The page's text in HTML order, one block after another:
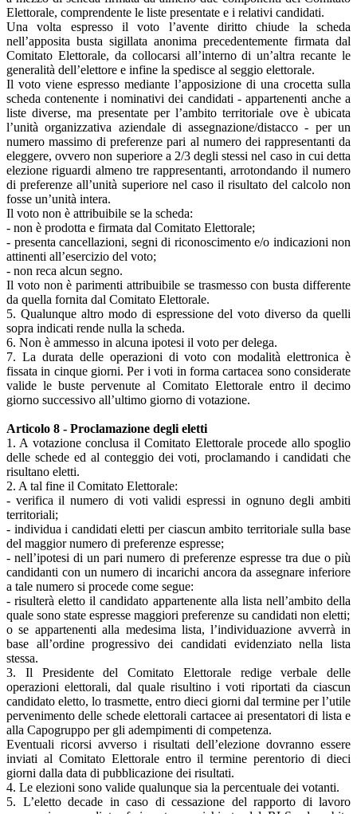
Elettorale, comprendente le liste presentate e i relativi candidati.
Una volta espresso il voto l’avente diritto chiude la scheda
nell’apposita busta sigillata anonima precedentemente firmata dal
Comitato Elettorale, da collocarsi all’interno di un’altra recante le
generalità dell’elettore e infine la spedisce al seggio elettorale.
Il voto viene espresso mediante l’apposizione di una crocetta sulla
scheda contenente i nominativi dei candidati - appartenenti anche a
liste diverse, ma presentate per l’ambito territoriale ove è ubicata
l’unità organizzativa aziendale di assegnazione/distacco - per un
numero massimo di preferenze pari al numero dei rappresentanti da
eleggere, ovvero non superiore a 2/3 degli stessi nel caso in cui detta
elezione riguardi almeno tre rappresentanti, arrotondando il numero
di preferenze all’unità superiore nel caso il risultato del calcolo non
fosse un’unità intera.
Il voto non è attribuibile se la scheda:
- non è prodotta e firmata dal Comitato Elettorale;
- presenta cancellazioni, segni di riconoscimento e/o indicazioni non
attinenti all’esercizio del voto;
- non reca alcun segno.
Il voto non è parimenti attribuibile se trasmesso con busta differente
da quella fornita dal Comitato Elettorale.
5. Qualunque altro modo di espressione del voto diverso da quelli
sopra indicati rende nulla la scheda.
6. Non è ammesso in alcuna ipotesi il voto per delega.
7. La durata delle operazioni di voto con modalità elettronica è
fissata in cinque giorni. Per i voti in forma cartacea sono considerate
valide le buste pervenute al Comitato Elettorale entro il decimo
giorno successivo all’ultimo giorno di votazione.
Articolo 8 - Proclamazione degli eletti
1. A votazione conclusa il Comitato Elettorale procede allo spoglio
delle schede ed al conteggio dei voti, proclamando i candidati che
risultano eletti.
2. A tal fine il Comitato Elettorale:
- verifica il numero di voti validi espressi in ognuno degli ambiti
territoriali;
- individua i candidati eletti per ciascun ambito territoriale sulla base
del maggior numero di preferenze espresse;
- nell’ipotesi di un pari numero di preferenze espresse tra due o più
candidanti con un numero di incarichi ancora da assegnare inferiore
a tale numero si procede come segue:
- risulterà eletto il candidato appartenente alla lista nell’ambito della
quale sono state espresse maggiori preferenze su candidati non eletti;
o se appartenenti alla medesima lista, l’individuazione avverrà in
base all’ordine progressivo dei candidati evidenziato nella lista
stessa.
3. Il Presidente del Comitato Elettorale redige verbale delle
operazioni elettorali, dal quale risultino i voti riportati da ciascun
candidato eletto, lo trasmette, entro dieci giorni dal termine per l’utile
pervenimento delle schede elettorali cartacee ai presentatori di lista e
alla Capogruppo per gli adempimenti di competenza.
Eventuali ricorsi avverso i risultati dell’elezione dovranno essere
inviati al Comitato Elettorale entro il termine perentorio di dieci
giorni dalla data di pubblicazione dei risultati.
4. Le elezioni sono valide qualunque sia la percentuale dei votanti.
5. L’eletto decade in caso di cessazione del rapporto di lavoro